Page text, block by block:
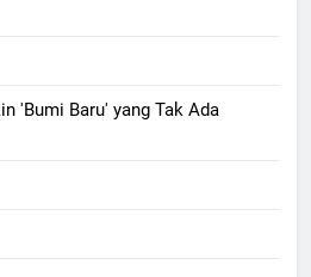
'Bumi Baru' yang Tak Ada